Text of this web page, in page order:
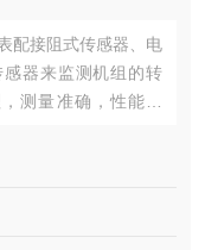
配接阻式传感器、电
器来监测机组的转
测量准确，性能稳
有可能帯来灾难性
电力、石油、化工